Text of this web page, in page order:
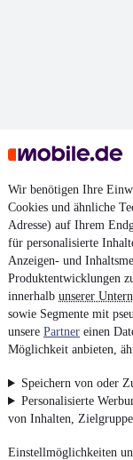
Wir benötigen Ihre
Cookies und ähnliche
Adresse) auf Ihrem
für personalisierte
Anzeigen- und
Produktentwicklungen
innerhalb unserer
sowie Segmente mit
unsere Partner einen
Möglichkeit anbieten,
Speichern von oder
Personalisierte
von Inhalten,
Einstellmöglichkeiten